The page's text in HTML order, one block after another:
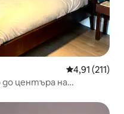
Средна
4,91 (211)
до центъра на